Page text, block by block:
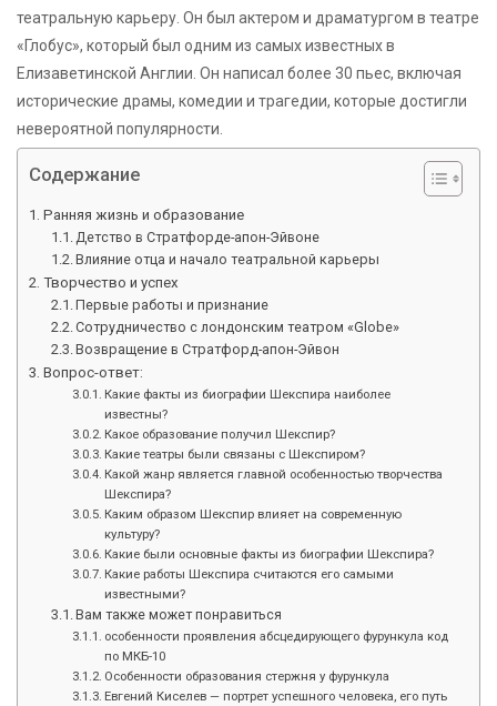
театральную карьеру. Он был актером и драматургом в театре
«Глобус», который был одним из самых известных в
Елизаветинской Англии. Он написал более 30 пьес, включая
исторические драмы, комедии и трагедии, которые достигли
невероятной популярности.
Содержание
Ранняя жизнь и образование
Детство в Стратфорде-апон-Эйвоне
Влияние отца и начало театральной карьеры
Творчество и успех
Первые работы и признание
Сотрудничество с лондонским театром «Globe»
Возвращение в Стратфорд-апон-Эйвон
Вопрос-ответ:
Какие факты из биографии Шекспира наиболее
известны?
Какое образование получил Шекспир?
Какие театры были связаны с Шекспиром?
Какой жанр является главной особенностью творчества
Шекспира?
Каким образом Шекспир влияет на современную
культуру?
Какие были основные факты из биографии Шекспира?
Какие работы Шекспира считаются его самыми
известными?
Вам также может понравиться
особенности проявления абсцедирующего фурункула код
по МКБ-10
Особенности образования стержня у фурункула
Евгений Киселев — портрет успешного человека, его путь